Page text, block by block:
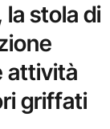
la stola di
attività
griffati